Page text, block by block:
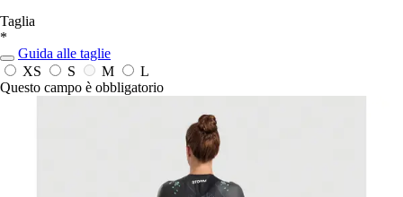
Taglia
*
Guida alle taglie
XS
S M
L
Questo campo è obbligatorio